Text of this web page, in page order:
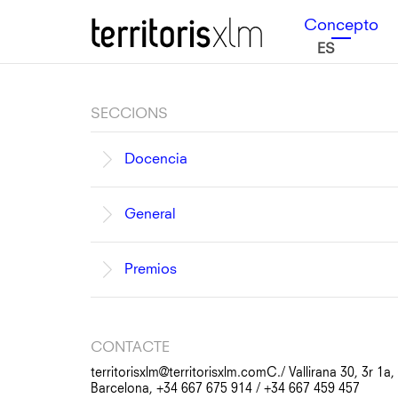
Territoris XLM
Concepto
ES
Barra
principal
SECCIONS
Docencia
General
Premios
CONTACTE
territorisxlm@territorisxlm.comC./ Vallirana 30, 3r 1a,
Barcelona, +34 667 675 914 / +34 667 459 457